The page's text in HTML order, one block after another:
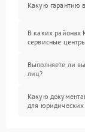
Какую гарантию
В каких районах
сервисные
Выполняете ли
лиц?
Какую
для